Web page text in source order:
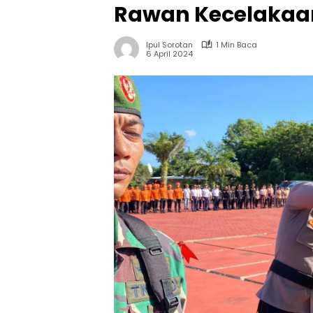
Rawan
Ipul Sorotan
1 Min Baca
6 April 2024